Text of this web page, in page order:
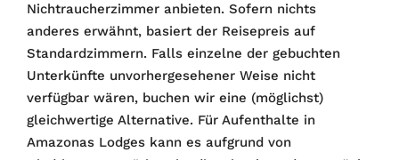
Nichtraucherzimmer anbieten. Sofern nichts
anderes erwähnt, basiert der Reisepreis auf
Standardzimmern. Falls einzelne der gebuchten
Unterkünfte unvorhergesehener Weise nicht
verfügbar wären, buchen wir eine (möglichst)
gleichwertige Alternative. Für Aufenthalte in
Amazonas Lodges kann es aufgrund von